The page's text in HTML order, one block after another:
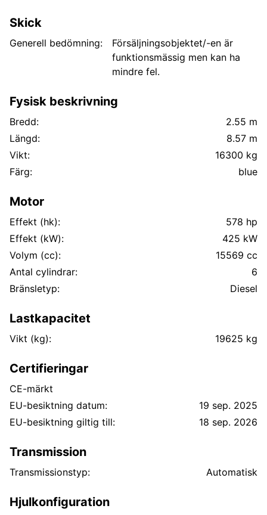
Skick
Generell bedömning:
Försäljningsobjektet/-en är
funktionsmässig men kan ha
mindre fel.
Fysisk beskrivning
Bredd:
2.55 m
Längd:
8.57 m
Vikt:
16300 kg
Färg:
blue
Motor
Effekt (hk):
578 hp
Effekt (kW):
425 kW
Volym (cc):
15569 cc
Antal cylindrar:
6
Bränsletyp:
Diesel
Lastkapacitet
Vikt (kg): 19625 kg
Certifieringar
CE-märkt
EU-besiktning datum:
19 sep. 2025
EU-besiktning giltig till:
18 sep. 2026
Transmission
Transmissionstyp: Automatisk
Hjulkonfiguration